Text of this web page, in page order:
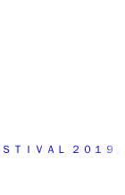
ＴＩＶＡＬ ２０１９